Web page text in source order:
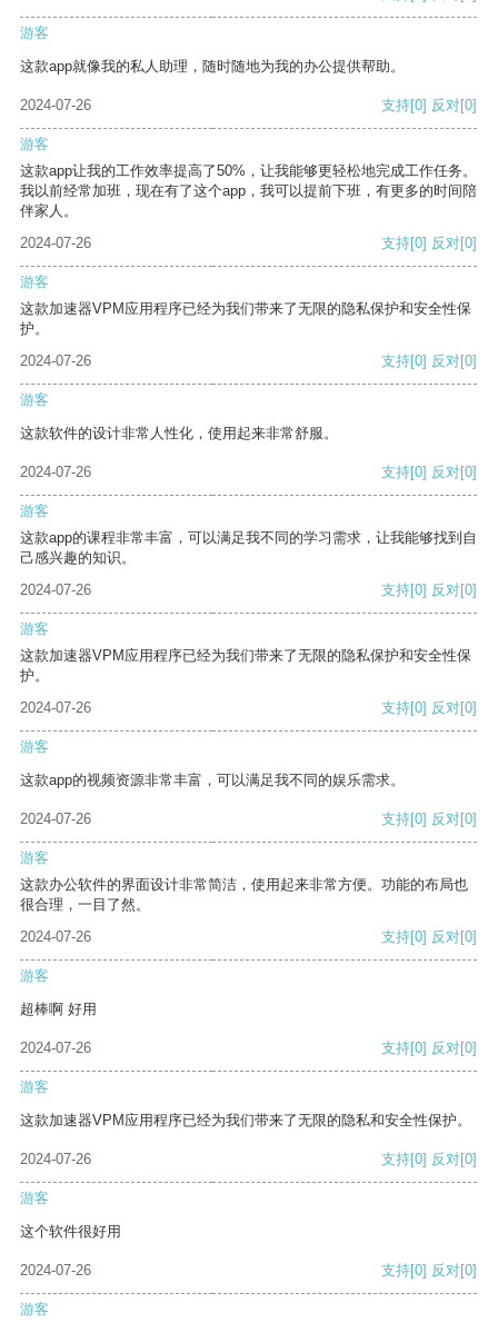
游客
这款app就像我的私人助理，随时随地为我的办公提供帮助。
2024-07-26 支持[0] 反对[0]
游客
这款app让我的工作效率提高了50%，让我能够更轻松地完成工作任务。
我以前经常加班，现在有了这个app，我可以提前下班，有更多的时间陪
伴家人。
2024-07-26
支持[0] 反对[0]
游客
这款加速器VPM应用程序已经为我们带来了无限的隐私保护和安全性保
护。
2024-07-26
支持[0] 反对[0]
游客
这款软件的设计非常人性化，使用起来非常舒服。
2024-07-26 支持[0] 反对[0]
游客
这款app的课程非常丰富，可以满足我不同的学习需求，让我能够找到自
己感兴趣的知识。
2024-07-26
支持[0] 反对[0]
游客
这款加速器VPM应用程序已经为我们带来了无限的隐私保护和安全性保
护。
2024-07-26
支持[0] 反对[0]
游客
这款app的视频资源非常丰富，可以满足我不同的娱乐需求。
2024-07-26 支持[0] 反对[0]
游客
这款办公软件的界面设计非常简洁，使用起来非常方便。功能的布局也
很合理，一目了然。
2024-07-26
支持[0] 反对[0]
游客
超棒啊 好用
2024-07-26 支持[0] 反对[0]
游客
这款加速器VPM应用程序已经为我们带来了无限的隐私和安全性保护。
2024-07-26 支持[0] 反对[0]
游客
这个软件很好用
2024-07-26 支持[0] 反对[0]
游客